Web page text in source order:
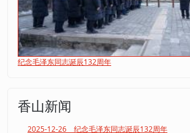
纪念毛泽东同志诞辰132周年
香山新闻
2025-12-26 纪念毛泽东同志诞辰132周年